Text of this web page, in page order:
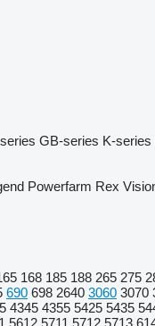
GB-series K-series
Powerfarm Rex
168 185 188 265 275
690 698 2640 3060 3070
4345 4355 5425 5435
5612 5711 5712 5713